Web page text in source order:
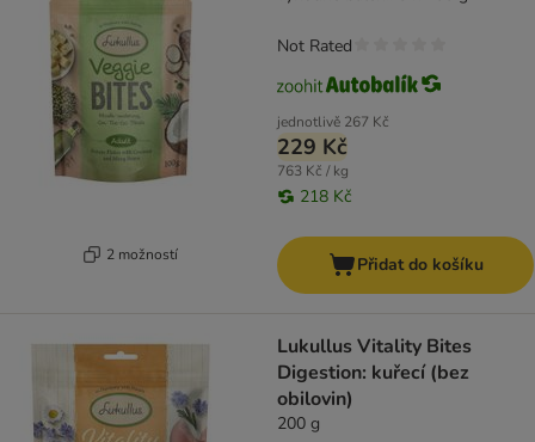
2 možností
jednotlivě 267 Kč
229 Kč
763 Kč / kg
218 Kč
Not Rated
Přidat do košíku
Lukullus Vitality Bites
Digestion: kuřecí (bez
obilovin)
200 g